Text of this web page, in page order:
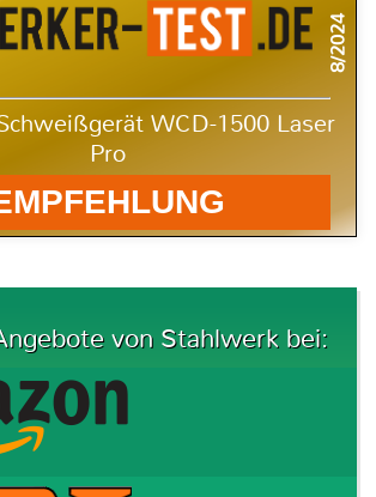
8/2024
WCD-1500 Laser
Pro
von Stahlwerk bei: